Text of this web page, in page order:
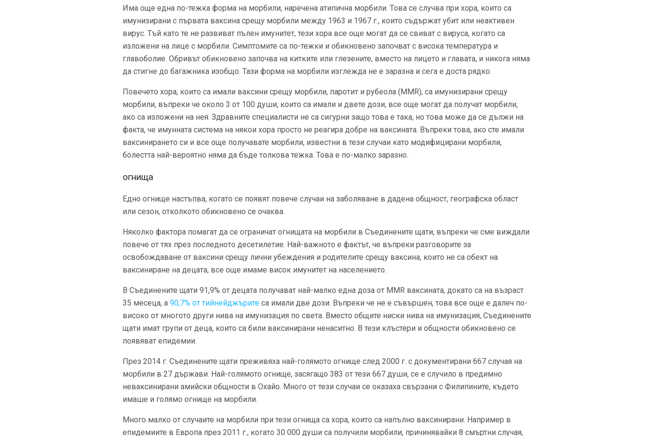
Има още една по-тежка форма на морбили, наречена атипична морбили. Това се случва при хора, които са
имунизирани с първата ваксина срещу морбили между 1963 и 1967 г., които съдържат убит или неактивен
вирус. Тъй като те не развиват пълен имунитет, тези хора все още могат да се свиват с вируса, когато са
изложени на лице с морбили. Симптомите са по-тежки и обикновено започват с висока температура и
главоболие. Обривът обикновено започва на китките или глезените, вместо на лицето и главата, и никога няма
да стигне до багажника изобщо. Тази форма на морбили изглежда не е заразна и сега е доста рядко.
Повечето хора, които са имали ваксини срещу морбили, паротит и рубеола (MMR), са имунизирани срещу
морбили, въпреки че около 3 от 100 души, които са имали и двете дози, все още могат да получат морбили,
ако са изложени на нея. Здравните специалисти не са сигурни защо това е така, но това може да се дължи на
факта, че имунната система на някои хора просто не реагира добре на ваксината. Въпреки това, ако сте имали
ваксинирането си и все още получавате морбили, известни в тези случаи като модифицирани морбили,
болестта най-вероятно няма да бъде толкова тежка. Това е по-малко заразно.
огнища
Едно огнище настъпва, когато се появят повече случаи на заболяване в дадена общност, географска област
или сезон, отколкото обикновено се очаква.
Няколко фактора помагат да се ограничат огнищата на морбили в Съединените щати, въпреки че сме виждали
повече от тях през последното десетилетие. Най-важното е фактът, че въпреки разговорите за
освобождаване от ваксини срещу лични убеждения и родителите срещу ваксина, които не са обект на
ваксиниране на децата, все още имаме висок имунитет на населението.
В Съединените щати 91,9% от децата получават най-малко една доза от MMR ваксината, докато са на възраст
35 месеца, а 90,7% от тийнейджърите са имали две дози. Въпреки че не е съвършен, това все още е далеч по-
високо от многото други нива на имунизация по света. Вместо общите ниски нива на имунизация, Съединените
щати имат групи от деца, които са били ваксинирани ненаситно. В тези клъстери и общности обикновено се
появяват епидемии.
През 2014 г. Съединените щати преживяха най-голямото огнище след 2000 г. с документирани 667 случая на
морбили в 27 държави. Най-голямото огнище, засягащо 383 от тези 667 души, се е случило в предимно
неваксинирани амийски общности в Охайо. Много от тези случаи се оказаха свързани с Филипините, където
имаше и голямо огнище на морбили.
Много малко от случаите на морбили при тези огнища са хора, които са напълно ваксинирани. Например в
епидемиите в Европа през 2011 г., когато 30 000 души са получили морбили, причинявайки 8 смъртни случая,